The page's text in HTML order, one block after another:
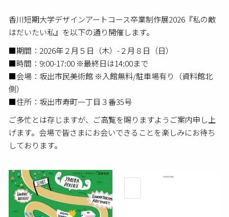
香川短期大学デザインアートコース卒業制作展2026『私の敵
はだいたい私』を以下の通り開催します。
■期間：2026年２月５日（木）-２月８日（日）
■時間：9:00-17:00 ※最終日は14:00まで
■会場：坂出市民美術館 ※入館無料/駐車場有り（資料館北
側）
■住所：坂出市寿町一丁目３番35号
ご多忙とは存じますが、ご高覧を賜りますようご案内申し上
げます。会場で皆さまにお会いできることを楽しみにお待ち
しております。